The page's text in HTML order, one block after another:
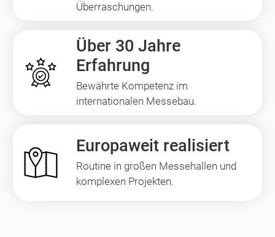
Überraschungen.
Über 30 Jahre
Erfahrung
Bewährte Kompetenz im
internationalen Messebau.
Europaweit realisiert
Routine in großen Messehallen und
komplexen Projekten.